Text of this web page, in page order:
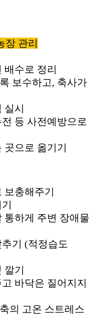
장 관리
수로 정리
보수하고, 축사가
시
등 사전예방으로
으로 옮기기
충해주기
통하게 주변 장애물
기 (적정습도
기
바닥은 질어지지
의 고온 스트레스